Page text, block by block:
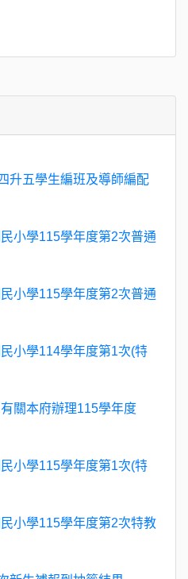
升五學生編班及導師編配
小學115學年度第2次普通
小學115學年度第2次普通
小學114學年度第1次(特
關本府辦理115學年度
小學115學年度第1次(特
小學115學年度第2次特教